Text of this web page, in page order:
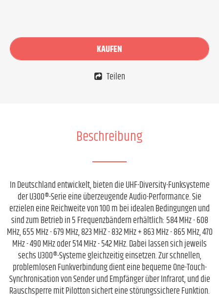
KAUFEN
Teilen
Beschreibung
In Deutschland entwickelt, bieten die UHF-Diversity-Funksysteme
der U300®-Serie eine überzeugende Audio-Performance. Sie
erzielen eine Reichweite von 100 m bei idealen Bedingungen und
sind zum Betrieb in 5 Frequenzbändern erhältlich: 584 MHz - 608
MHz, 655 MHz - 679 MHz, 823 MHZ - 832 MHz + 863 MHz - 865 MHz, 470
MHz - 490 MHz oder 514 MHz - 542 MHz. Dabei lassen sich jeweils
sechs U300®-Systeme gleichzeitig einsetzen. Zur schnellen,
problemlosen Funkverbindung dient eine bequeme One-Touch-
Synchronisation von Sender und Empfänger über Infrarot, und die
Rauschsperre mit Pilotton sichert eine störungssichere Funktion.